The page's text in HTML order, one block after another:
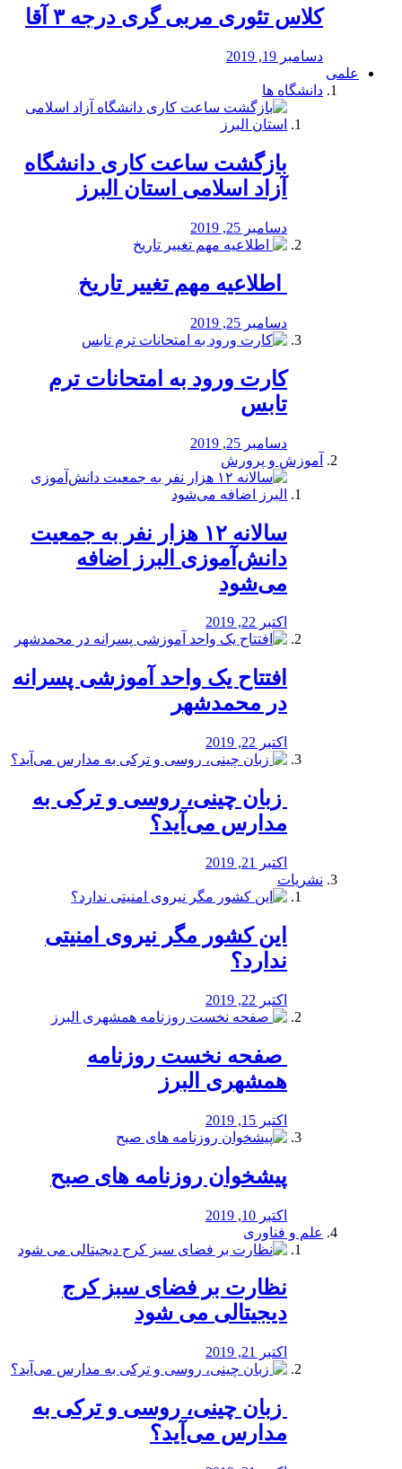
کلاس تئوری مربی گری درجه ۳ آقا
دسامبر 19, 2019
علمی
دانشگاه ها
بازگشت ساعت کاری دانشگاه
آزاد اسلامی استان البرز
دسامبر 25, 2019
️ اطلاعیه مهم تغییر تاریخ
دسامبر 25, 2019
کارت ورود به امتحانات ترم
تابس
دسامبر 25, 2019
آموزش و پرورش
️سالانه ۱۲ هزار نفر به جمعیت
دانش‌آموزی البرز اضافه
می‌شود
اکتبر 22, 2019
افتتاح یک واحد آموزشی پسرانه
در محمدشهر
اکتبر 22, 2019
️ زبان چینی، روسی و ترکی به
مدارس می‌آید؟
اکتبر 21, 2019
نشریات
این کشور مگر نیروی امنیتی
ندارد؟
اکتبر 22, 2019
️ صفحه نخست روزنامه‌
همشهری البرز
اکتبر 15, 2019
پیشخوان روزنامه های صبح
اکتبر 10, 2019
علم و فناوری
نظارت بر فضای سبز کرج
دیجیتالی می شود
اکتبر 21, 2019
️ زبان چینی، روسی و ترکی به
مدارس می‌آید؟